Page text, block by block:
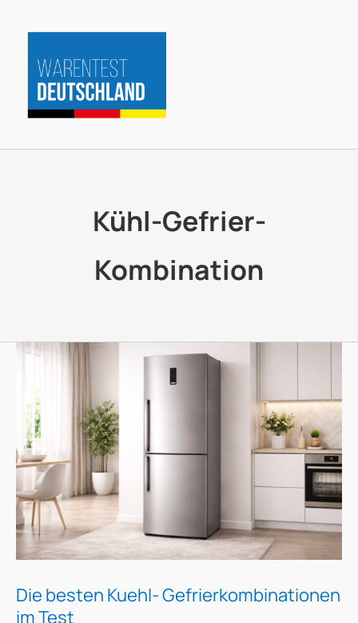
Inhalt
springen
Kühl-Gefrier-
Kombination
Die besten Kuehl- Gefrierkombinationen
im Test